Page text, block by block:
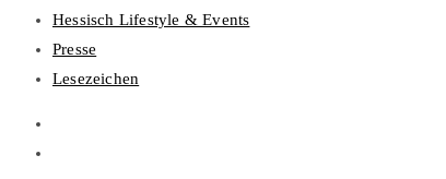
Hessisch Lifestyle & Events
Presse
Lesezeichen